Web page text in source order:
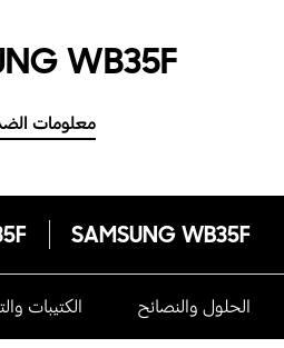
WB35F
معلومات
SAMSUNG WB35F
الحلول والنصائح الكتيبات